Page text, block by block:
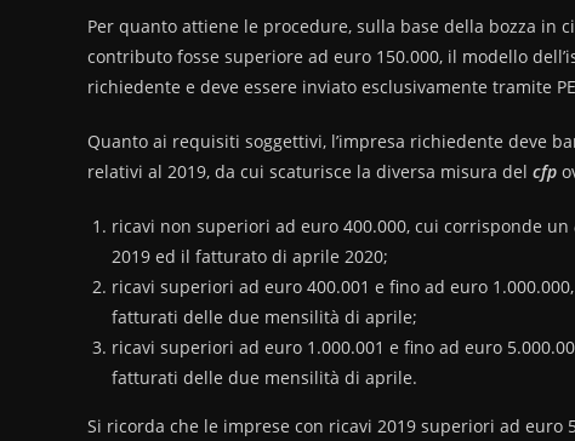
Per quanto attiene le procedure, sulla base della bozza in
contributo fosse superiore ad euro 150.000, il modello
richiedente e deve essere inviato esclusivamente tramite
Quanto ai requisiti soggettivi, l’impresa richiedente deve
relativi al 2019, da cui scaturisce la diversa misura del cfp
ricavi non superiori ad euro 400.000, cui corrisponde un
2019 ed il fatturato di aprile 2020;
ricavi superiori ad euro 400.001 e fino ad euro
fatturati delle due mensilità di aprile;
ricavi superiori ad euro 1.000.001 e fino ad euro
fatturati delle due mensilità di aprile.
Si ricorda che le imprese con ricavi 2019 superiori ad euro